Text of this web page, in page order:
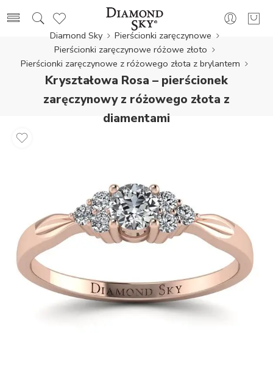
Diamond Sky
Pierścionki zaręczynowe
Pierścionki zaręczynowe różowe złoto
Pierścionki zaręczynowe z różowego złota z brylantem
Kryształowa Rosa – pierścionek
zaręczynowy z różowego złota z
diamentami